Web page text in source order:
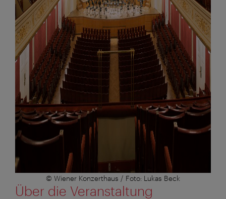
© Wiener Konzerthaus / Foto: Lukas Beck
Über die Veranstaltung